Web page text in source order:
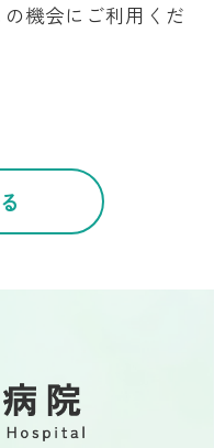
機会にご利用くだ